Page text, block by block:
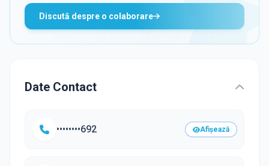
Discută despre o colaborare
Date Contact
••••••••692 Afișează